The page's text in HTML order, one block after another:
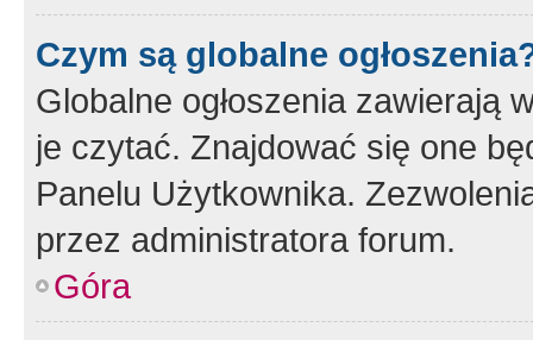
Czym są globalne
Globalne ogłoszenia zawierają
je czytać. Znajdować się one
Panelu Użytkownika.
przez administratora forum.
Góra